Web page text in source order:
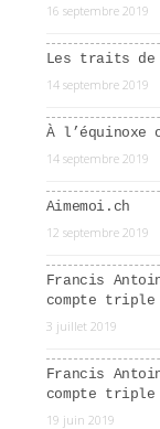
16 septembre 2019
Les traits de
14 septembre 2019
À l’équinoxe
14 septembre 2019
Aimemoi.ch
12 septembre 2019
Francis
compte triple
3 juillet 2019
Francis
compte triple
19 juin 2019